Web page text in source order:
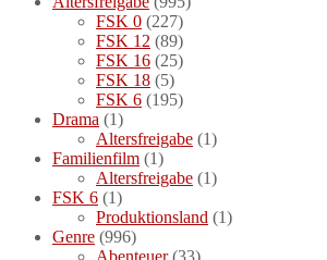
FSK 0 (227)
FSK 12 (89)
FSK 16 (25)
FSK 18 (5)
FSK 6 (195)
Drama (1)
Altersfreigabe (1)
Familienfilm (1)
Altersfreigabe (1)
FSK 6 (1)
Produktionsland (1)
Genre (996)
Abenteuer(33)